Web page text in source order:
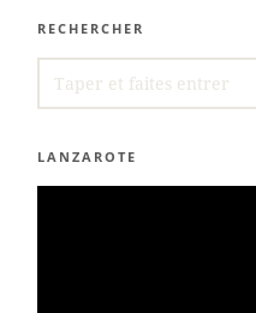
RECHERCHER
FOR:
LANZAROTE